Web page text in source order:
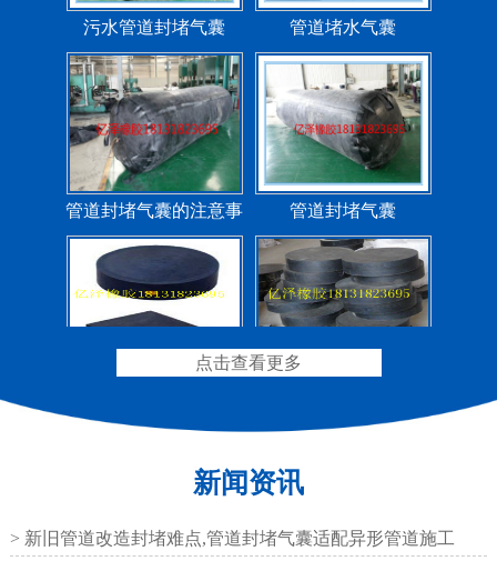
管道封堵气囊的注意事
项
管道封堵气囊
矩形板式橡胶支座 圆形板式橡胶支座
圆形四氟板橡胶支座
矩形四氟板滑动橡胶支
点击查看更多
新闻资讯
> 新旧管道改造封堵难点,管道封堵气囊适配异形管道施工